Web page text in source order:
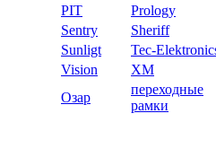
PIT
Prology
Sentry
Sheriff
Sunligt
Tec-
Vision
XM
Озар
переходные
рамки